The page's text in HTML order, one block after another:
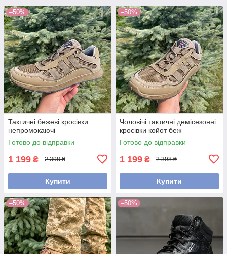
–50%
Тактичні бежеві кросівки
непромокаючі
Готово до відправки
1 199 ₴ 2 398 ₴
Купити
–50%
Чоловічі тактичні демісезонні
кросівки койот беж
Готово до відправки
1 199 ₴ 2 398 ₴
Купити
–50% –50%